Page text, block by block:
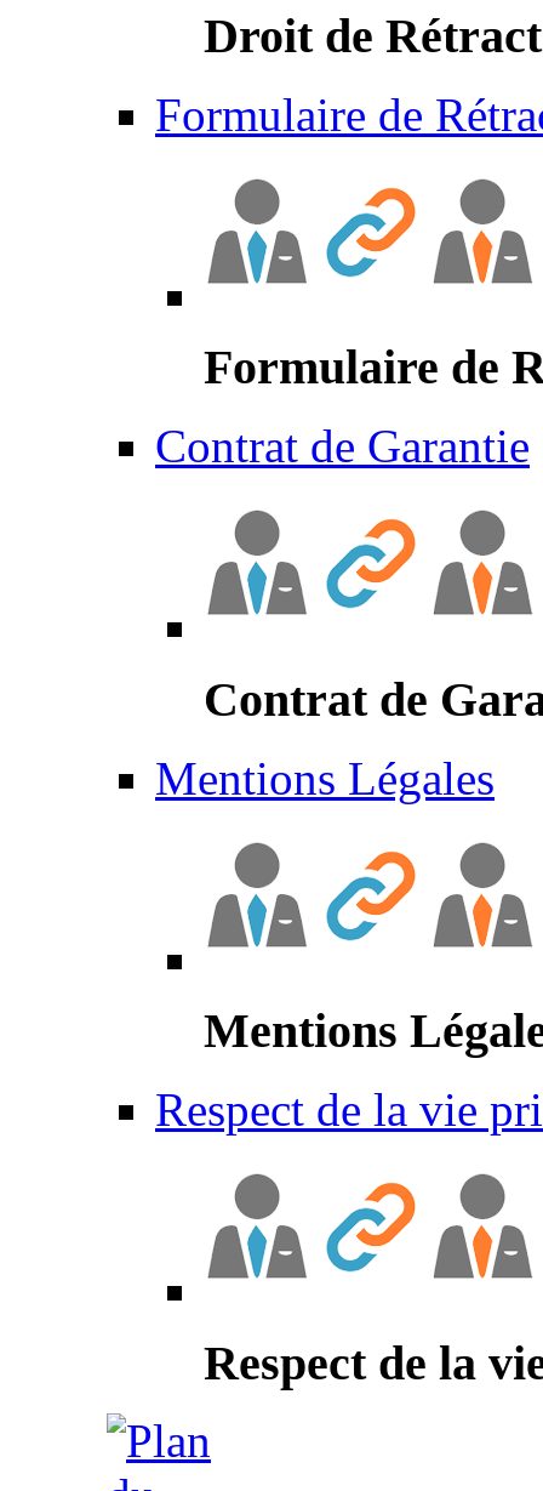
Droit de
Formulaire de
Formulaire de
Contrat de Garantie
Contrat de
Mentions Légales
Mentions
Respect de la vie
Respect de la